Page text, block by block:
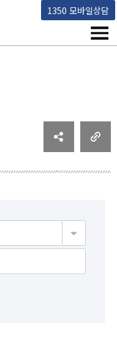
1350 모바일상담
고객상담센터
메